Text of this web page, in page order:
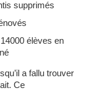
supprimés
élèves en
a fallu trouver
Ce